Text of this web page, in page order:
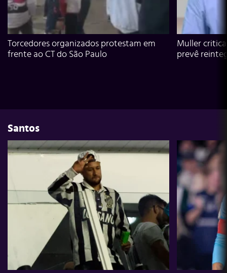
Torcedores organizados protestam em
frente ao CT do São Paulo
Muller
prevê
Santos